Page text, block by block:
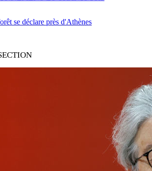
se déclare près d'Athènes